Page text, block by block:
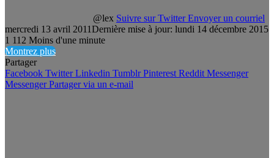
@lex Suivre sur Twitter Envoyer un courriel
mercredi 13 avril 2011Dernière mise à jour: lundi 14 décembre 2015
1 112 Moins d'une minute
Montrez plus
Partager
Facebook Twitter Linkedin Tumblr Pinterest Reddit Messenger
Messenger Partager via un e-mail